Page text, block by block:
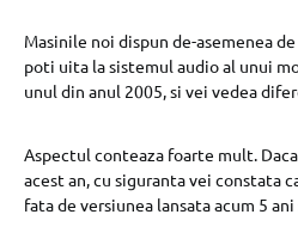
Masinile noi dispun de-asemenea
poti uita la sistemul audio al unui
unul din anul 2005, si vei vedea
Aspectul conteaza foarte mult.
acest an, cu siguranta vei constata
fata de versiunea lansata acum 5 ani